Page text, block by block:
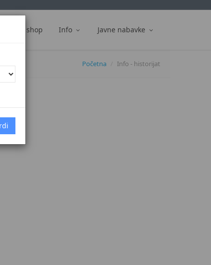
Web shop Info Javne nabavke
Početna Info - historijat